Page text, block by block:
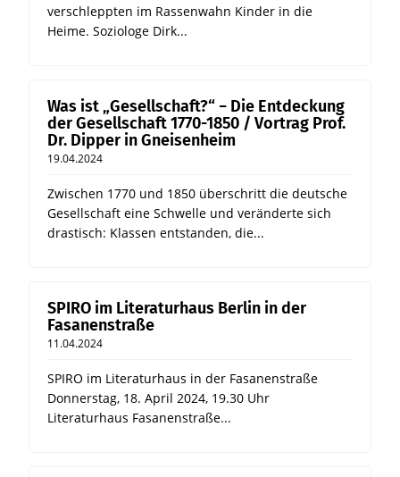
verschleppten im Rassenwahn Kinder in die
Heime. Soziologe Dirk...
Was ist „Gesellschaft?“ − Die Entdeckung
der Gesellschaft 1770-1850 / Vortrag Prof.
Dr. Dipper in Gneisenheim
19.04.2024
Zwischen 1770 und 1850 überschritt die deutsche
Gesellschaft eine Schwelle und veränderte sich
drastisch: Klassen entstanden, die...
SPIRO im Literaturhaus Berlin in der
Fasanenstraße
11.04.2024
SPIRO im Literaturhaus in der Fasanenstraße
Donnerstag, 18. April 2024, 19.30 Uhr
Literaturhaus Fasanenstraße...